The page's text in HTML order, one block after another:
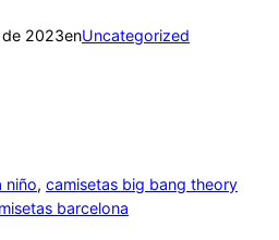
2023enUncategorized
niño, camisetas big bang theory
barcelona